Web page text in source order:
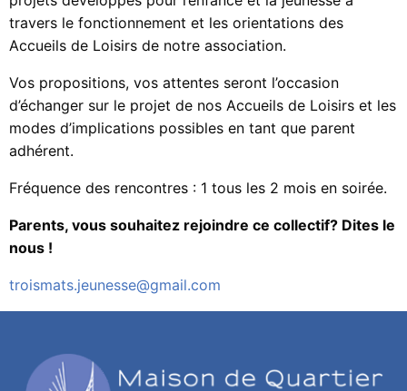
travers le fonctionnement et les orientations des
Accueils de Loisirs de notre association.
Vos propositions, vos attentes seront l’occasion
d’échanger sur le projet de nos Accueils de Loisirs et les
modes d’implications possibles en tant que parent
adhérent.
Fréquence des rencontres : 1 tous les 2 mois en soirée.
Parents, vous souhaitez rejoindre ce collectif? Dites le
nous !
troismats.jeunesse@gmail.com